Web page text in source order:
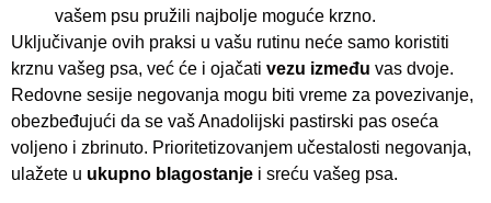
vašem psu pružili najbolje moguće krzno.
Uključivanje ovih praksi u vašu rutinu neće samo koristiti
krznu vašeg psa, već će i ojačati vezu između vas dvoje.
Redovne sesije negovanja mogu biti vreme za povezivanje,
obezbeđujući da se vaš Anadolijski pastirski pas oseća
voljeno i zbrinuto. Prioritetizovanjem učestalosti negovanja,
ulažete u ukupno blagostanje i sreću vašeg psa.